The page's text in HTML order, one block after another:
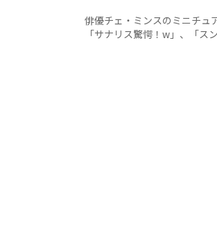
俳優チェ・ミンスのミニチュ
「サナリス驚愕！w」、「ス